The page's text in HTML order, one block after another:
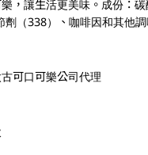
，讓生活更美味。成份：
（338）、咖啡因和其他
可口可樂公司代理